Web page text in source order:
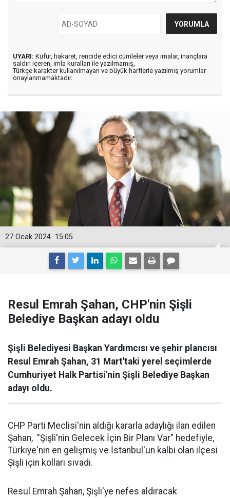
UYARI: Küfür, hakaret, rencide edici cümleler veya imalar, inançlara
saldırı içeren, imla kuralları ile yazılmamış,
Türkçe karakter kullanılmayan ve büyük harflerle yazılmış yorumlar
onaylanmamaktadır.
15:05
27 Ocak 2024
Resul Emrah Şahan, CHP'nin Şişli
Belediye Başkan adayı oldu
Şişli Belediyesi Başkan Yardımcısı ve şehir plancısı
Resul Emrah Şahan, 31 Mart'taki yerel seçimlerde
Cumhuriyet Halk Partisi'nin Şişli Belediye Başkan
adayı oldu.
CHP Parti Meclisi'nin aldığı kararla adaylığı ilan edilen
Şahan, "Şişli'nin Gelecek İçin Bir Planı Var" hedefiyle,
Türkiye'nin en gelişmiş ve İstanbul'un kalbi olan ilçesi
Şişli için kolları sıvadı.
Resul Emrah Şahan, Şişli'ye nefes aldıracak